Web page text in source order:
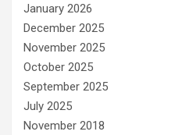
January 2026
December 2025
November 2025
October 2025
September 2025
July 2025
November 2018